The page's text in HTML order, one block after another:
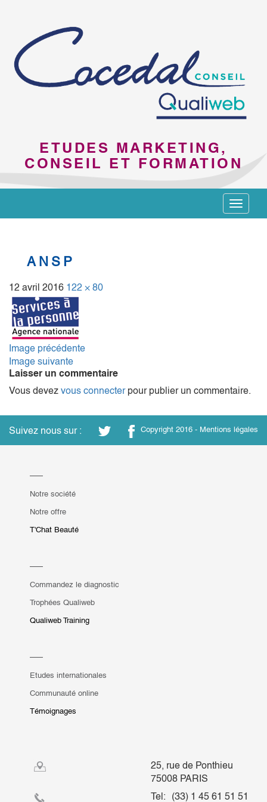
ETUDES MARKETING,
CONSEIL ET FORMATION
Toggle
ANSP
12 avril 2016 122 × 80
Image précédente
Image suivante
Laisser un commentaire
Vous devez vous connecterpour publier un commentaire.
Suivez nous sur : Copyright 2016 - Mentions légales
Notre société
Notre offre
T'Chat Beauté
Commandez le diagnostic
Trophées Qualiweb
Qualiweb Training
Etudes internationales
Communauté online
Témoignages
25, rue de Ponthieu
75008 PARIS
Tel:
(33) 1 45 61 51 51